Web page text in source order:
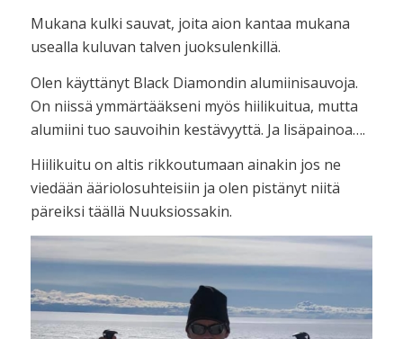
Mukana kulki sauvat, joita aion kantaa mukana
usealla kuluvan talven juoksulenkillä.
Olen käyttänyt Black Diamondin alumiinisauvoja.
On niissä ymmärtääkseni myös hiilikuitua, mutta
alumiini tuo sauvoihin kestävyyttä. Ja lisäpainoa….
Hiilikuitu on altis rikkoutumaan ainakin jos ne
viedään ääriolosuhteisiin ja olen pistänyt niitä
päreiksi täällä Nuuksiossakin.